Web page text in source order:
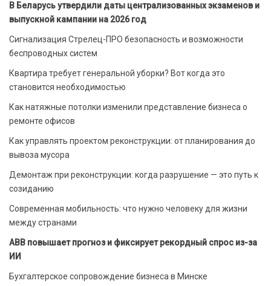
В Беларусь утвердили даты централизованных экзаменов и
выпускной кампании на 2026 год
Сигнализация Стрелец-ПРО безопасность и возможности
беспроводных систем
Квартира требует генеральной уборки? Вот когда это
становится необходимостью
Как натяжные потолки изменили представление бизнеса о
ремонте офисов
Как управлять проектом реконструкции: от планирования до
вывоза мусора
Демонтаж при реконструкции: когда разрушение — это путь к
созиданию
Современная мобильность: что нужно человеку для жизни
между странами
ABB повышает прогноз и фиксирует рекордный спрос из-за
ИИ
Бухгалтерское сопровождение бизнеса в Минске